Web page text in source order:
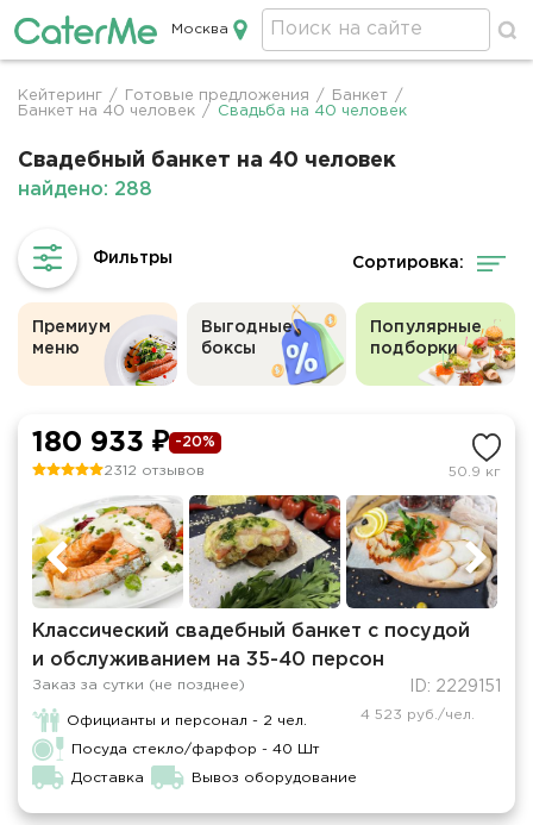
Кейтеринг в Москве
Москва
Строка
Кейтеринг / Готовые предложения / Банкет
/
Банкет на 40 человек
/ Свадьба на 40 человек
Свадебный банкет на 40 человек
найдено: 288
Сортировка:
Премиум
меню
Выгодные
боксы
Популярные
подборки
180 933 ₽ -20%
2312 отзывов 50.9 кг
Классический свадебный банкет с посудой
и обслуживанием на 35-40 персон
Заказ за сутки (не позднее) ID: 2229151
Официанты и персонал - 2 чел.
Посуда стекло/фарфор - 40 Шт
Доставка Вывоз оборудование
4 523 руб./чел.